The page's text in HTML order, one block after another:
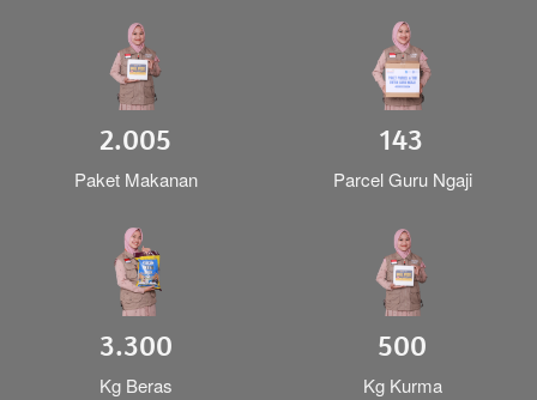
2.005
Paket Makanan
143
Parcel Guru Ngaji
3.300
Kg Beras
500
Kg Kurma